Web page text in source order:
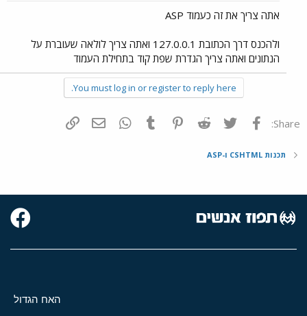
אתה צריך את זה כעמוד ASP
ולהכנס דרך הכתובת 127.0.0.1 ואתה צריך לולאה שעוברת על
הנתונים ואתה צריך הגדרת שפת קוד בתחילת העמוד
You must log in or register to reply here.
Share: פייסבוק Twitter
Reddit
Pinterest
Tumblr
WhatsAppדואר אלקטרוני
תכנות CSHTML ו-ASP
האח הגדול